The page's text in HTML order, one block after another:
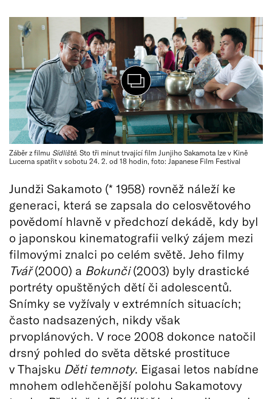
Záběr z filmu Sídliště. Sto tři minut trvající film Junjiho Sakamota lze v Kině
Lucerna spatřit v sobotu 24. 2. od 18 hodin, foto: Japanese Film Festival
Jundži Sakamoto (* 1958) rovněž náleží ke
generaci, která se zapsala do celosvětového
povědomí hlavně v předchozí dekádě, kdy byl
o japonskou kinematografii velký zájem mezi
filmovými znalci po celém světě. Jeho filmy
Tvář(2000) a Bokunči(2003) byly drastické
portréty opuštěných dětí či adolescentů.
Snímky se vyžívaly v extrémních situacích;
často nadsazených, nikdy však
prvoplánových. V roce 2008 dokonce natočil
drsný pohled do světa dětské prostituce
v Thajsku Děti temnoty. Eigasai letos nabídne
mnohem odlehčenější polohu Sakamotovy